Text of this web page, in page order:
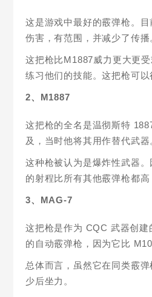
这是游戏中最好的霰弹枪。
伤害，有范围，并减少了传
这把枪比M1887威力更大更
练习他们的技能。这把枪可
2、M1887
这把枪的全名是温彻斯特
及，当时他将其用作替代武
这种枪被认为是爆炸性武器
的射程比所有其他霰弹枪都
3、MAG-7
这把枪是作为 CQC 武器创
的自动霰弹枪，因为它比
总体而言，虽然它在同类霰
少后坐力。